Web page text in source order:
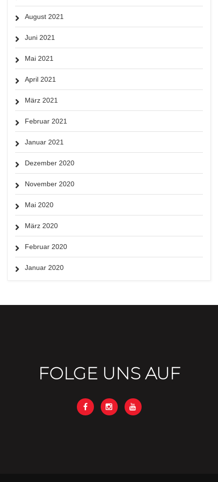
August 2021
Juni 2021
Mai 2021
April 2021
März 2021
Februar 2021
Januar 2021
Dezember 2020
November 2020
Mai 2020
März 2020
Februar 2020
Januar 2020
FOLGE UNS AUF